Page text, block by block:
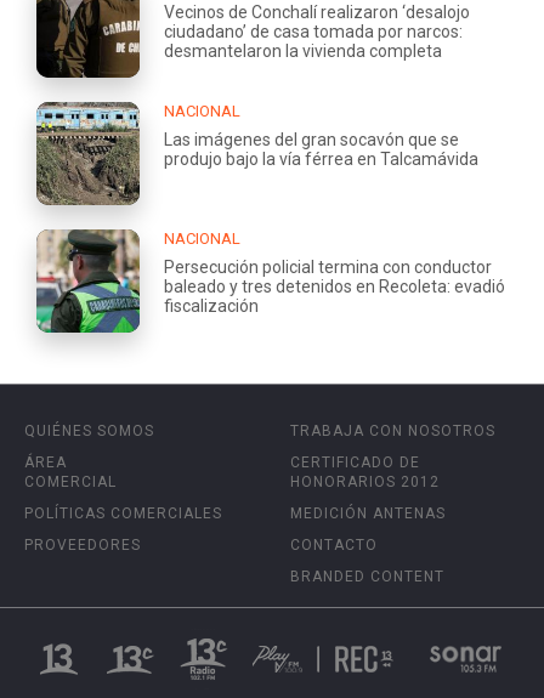
Vecinos de Conchalí realizaron ‘desalojo
ciudadano’ de casa tomada por narcos:
desmantelaron la vivienda completa
NACIONAL
Las imágenes del gran socavón que se
produjo bajo la vía férrea en Talcamávida
NACIONAL
Persecución policial termina con conductor
baleado y tres detenidos en Recoleta: evadió
fiscalización
QUIÉNES SOMOS
ÁREA
COMERCIAL
POLÍTICAS COMERCIALES
PROVEEDORES
TRABAJA CON NOSOTROS
CERTIFICADO DE
HONORARIOS 2012
MEDICIÓN ANTENAS
CONTACTO
BRANDED CONTENT